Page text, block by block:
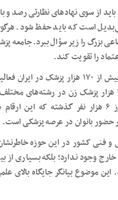
باید از سوی نهادهای نظارتی
است که باید حفظ شود.
بزرگ را زیر سؤال ببرد. جامعه
را تقویت کند.
هستند. همچنین بیش از ۲۹ هزار پزشک زن
تعداد بانوان متخصص از مرز ۶ هزار نفر
بانوان در عرصه پزشکی است.
و فنی کشور در این حوزه
خارج وجود ندارد؛ بلکه بسیاری
این موضوع بیانگر جایگاه